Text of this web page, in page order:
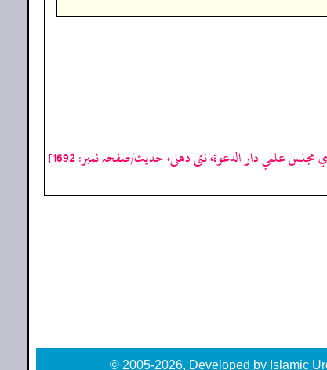
علمي دار الدعوة، نئى دهلى، حدیث/صفحہ نمبر: 1692]
© 2005-2026, Developed by Islamic